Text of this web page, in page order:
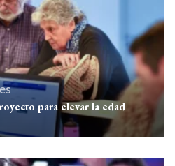
para elevar la edad